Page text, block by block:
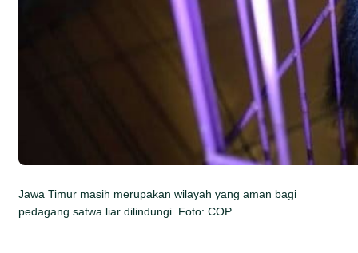
Jawa Timur masih merupakan wilayah yang aman bagi
pedagang satwa liar dilindungi. Foto: COP